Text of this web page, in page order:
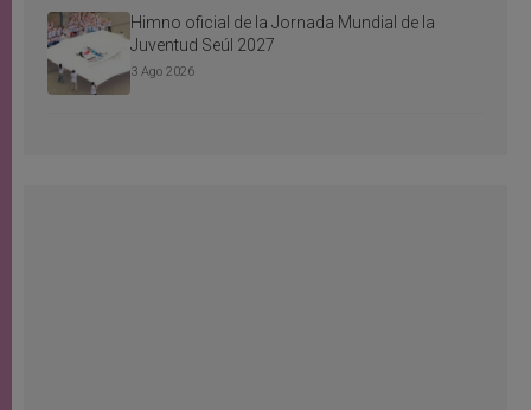
Himno oficial de la Jornada Mundial de la
Juventud Seúl 2027
3 Ago 2026